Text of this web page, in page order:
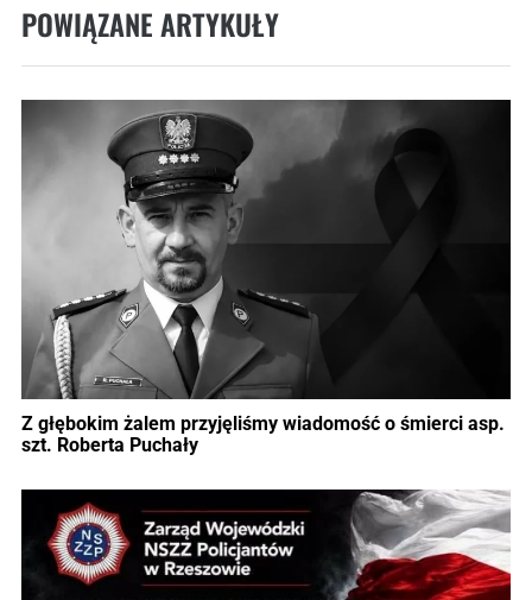
POWIĄZANE ARTYKUŁY
Z głębokim żalem przyjęliśmy wiadomość o śmierci asp.
szt. Roberta Puchały